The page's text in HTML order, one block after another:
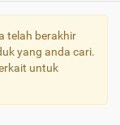
telah berakhir
yang anda cari.
untuk